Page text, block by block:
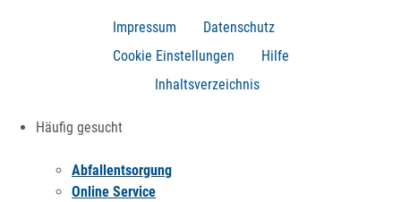
Impressum
Datenschutz
Cookie Einstellungen
Hilfe
Inhaltsverzeichnis
Häufig gesucht
Abfallentsorgung
Online Service